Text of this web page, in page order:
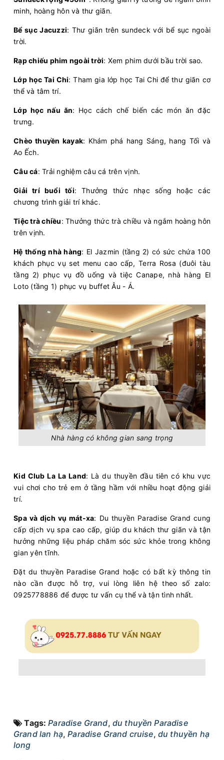
minh, hoàng hôn và thư giãn.
Bể sục Jacuzzi: Thư giãn trên sundeck với bể sục ngoài
trời.
Rạp chiếu phim ngoài trời: Xem phim dưới bầu trời sao.
Lớp học Tai Chi: Tham gia lớp học Tai Chi để thư giãn cơ
thể và tâm trí.
Lớp học nấu ăn: Học cách chế biến các món ăn đặc
trưng.
Chèo thuyền kayak: Khám phá hang Sáng, hang Tối và
Ao Ếch.
Câu cá: Trải nghiệm câu cá trên vịnh.
Giải trí buổi tối: Thưởng thức nhạc sống hoặc các
chương trình giải trí khác.
Tiệc trà chiều: Thưởng thức trà chiều và ngắm hoàng hôn
trên vịnh.
Hệ thống nhà hàng: El Jazmin (tầng 2) có sức chứa 100
khách phục vụ set menu cao cấp, Terra Rosa (đuôi tàu
tầng 2) phục vụ đồ uống và tiệc Canape, nhà hàng El
Loto (tầng 1) phục vụ buffet Âu - Á.
Nhà hàng có không gian sang trọng
Kid Club La La Land: Là du thuyền đầu tiên có khu vực
vui chơi cho trẻ em ở tầng hầm với nhiều hoạt động giải
trí.
Spa và dịch vụ mát-xa: Du thuyền Paradise Grand cung
cấp dịch vụ spa cao cấp, giúp du khách thư giãn và tận
hưởng những liệu pháp chăm sóc sức khỏe trong không
gian yên tĩnh.
Đặt du thuyền Paradise Grand hoặc có bất kỳ thông tin
nào cần được hỗ trợ, vui lòng liên hệ theo số zalo:
0925778886 để được tư vấn cụ thể và tận tình nhất.
Tags:Paradise Grand, du thuyền Paradise
Grand lan hạ,Paradise Grand cruise, du thuyền hạ
long